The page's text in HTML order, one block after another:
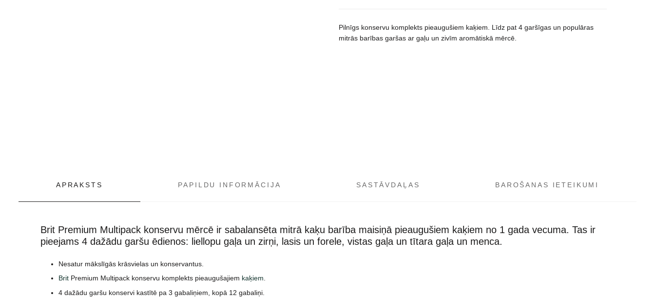
daudzums
Pilnīgs konservu komplekts pieaugušiem kaķiem. Līdz pat 4 garšīgas un populāras
mitrās barības garšas ar gaļu un zivīm aromātiskā mērcē.
APRAKSTS PAPILDU INFORMĀCIJA SASTĀVDAĻAS BAROŠANAS IETEIKUMI
Brit Premium Multipack konservu mērcē ir sabalansēta mitrā kaķu barība maisiņā pieaugušiem kaķiem no 1 gada vecuma. Tas ir
pieejams 4 dažādu garšu ēdienos: liellopu gaļa un zirņi, lasis un forele, vistas gaļa un tītara gaļa un menca.
Nesatur mākslīgās krāsvielas un konservantus
Brit Premium Multipack konservu komplekts pieaugušajiem kaķiem.
4 dažādu garšu konservi kastītē pa 3 gabaliņiem, kopā 12 gabaliņi.